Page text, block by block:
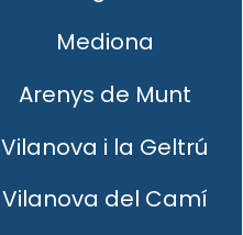
Mediona
Arenys de Munt
Vilanova i la Geltrú
Vilanova del Camí